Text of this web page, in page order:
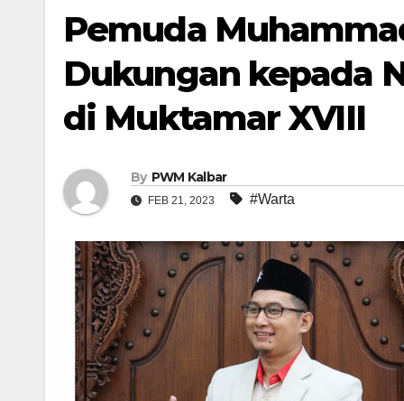
Pemuda
Dukungan kepada
di Muktamar XVIII
By PWM Kalbar
FEB 21, 2023 #Warta